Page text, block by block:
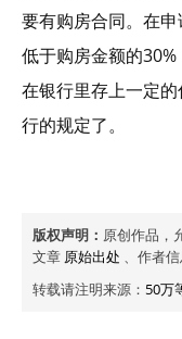
要有购房合同。在
低于购房金额的
在银行里存上一定
行的规定了。
版权声明： 原创作品，
文章 原始出处 、作者
转载请注明来源： 50万